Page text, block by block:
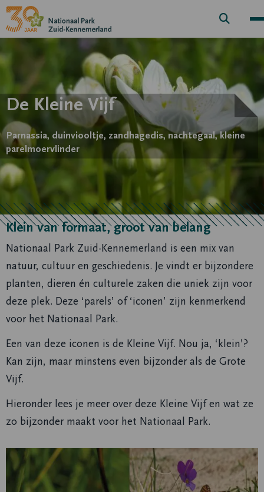
Zoek
De Kleine Vijf
Parnassia, duinviooltje, zandhagedis, nachtegaal, kleine
parelmoervlinder
Klein van formaat, groot van belang
Nationaal Park Zuid-Kennemerland is een mix van
natuur, cultuur en geschiedenis. Je vindt er bijzondere
planten, dieren én culturele zaken die uniek zijn voor
deze plek. Deze ‘parels’ of ‘iconen’ zijn kenmerkend
voor het Nationaal Park.
Een van deze iconen is de Kleine Vijf. Nou ja, ‘klein’?
Kan zijn, maar minstens even bijzonder als de Grote
Vijf.
Hieronder lees je meer over deze Kleine Vijf en wat ze
zo bijzonder maakt voor het Nationaal Park.